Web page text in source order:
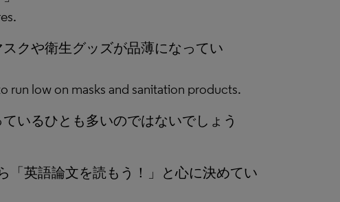
クや衛生グッズが品薄になってい
run low on masks and sanitation products.
いるひとも多いのではないでしょう
「英語論文を読もう！」と心に決めてい